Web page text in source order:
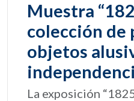
Muestra
colección de
objetos
La exposición